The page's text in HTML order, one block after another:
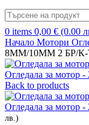
0 items 0,00 € (0.00
Начало Мотори
8MM/10ММ 2 БР/
Огледала за мотор
Back to products
Огледала за мотор
лв.)